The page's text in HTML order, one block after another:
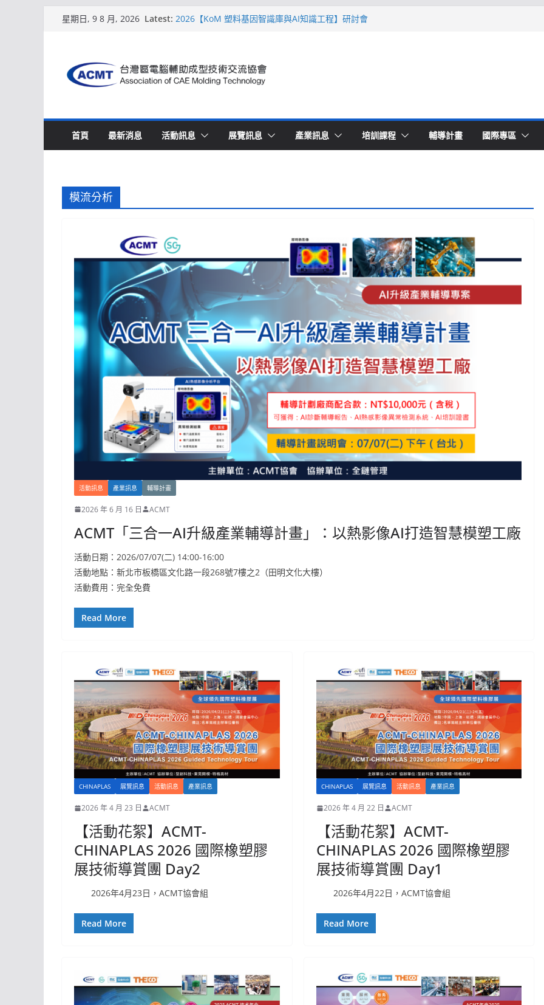
星期日, 9 8 月, 2026 Latest: 2026【KoM 塑料基因智識庫與AI知識工程】研討會
場
ACMT打造「Smart Molding 模塑智造平台」主題館
首頁 最新消息 活動訊息 展覽訊息 產業訊息 培訓課程 輔導計畫 國際專區
模流分析
活動訊息 產業訊息 輔導計畫
2026 年 6 月 16 日 ACMT
ACMT「三合一AI升級產業輔導計畫」：以熱影像AI打造智慧模塑工廠
活動日期：2026/07/07(二) 14:00-16:00
活動地點：新北市板橋區文化路一段268號7樓之2（田明文化大樓）
活動費用：完全免費
Read More
CHINAPLAS 展覽訊息 活動訊息 產業訊息
2026 年 4 月 23 日 ACMT
【活動花絮】ACMT-
CHINAPLAS 2026 國際橡塑膠
展技術導賞團 Day2
2026年4月23日，ACMT協會組
Read More
CHINAPLAS 展覽訊息 活動訊息 產業訊息
2026 年 4 月 22 日 ACMT
【活動花絮】ACMT-
CHINAPLAS 2026 國際橡塑膠
展技術導賞團 Day1
2026年4月22日，ACMT協會組
Read More